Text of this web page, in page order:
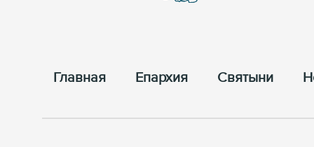
Главная Епархия Cвятыни